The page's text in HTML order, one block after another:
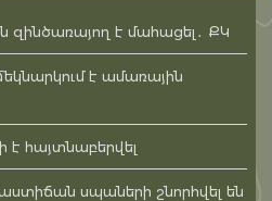
զինծառայող է մահացել․ ՔԿ
է ամառային
է հայտնաբերվել
սպաների շնորհվել են